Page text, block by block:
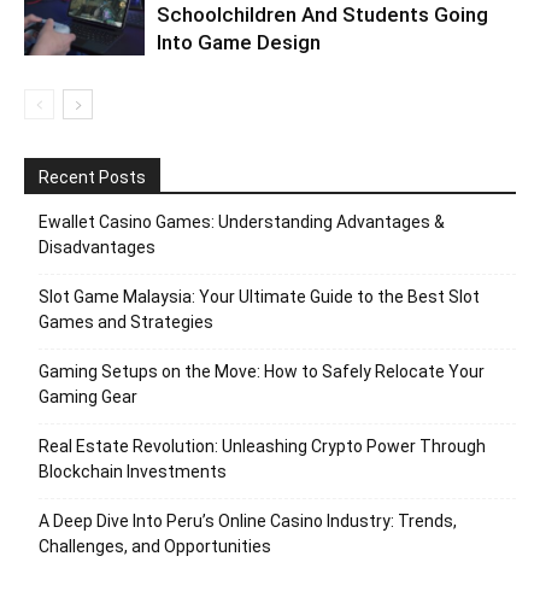
Schoolchildren And Students Going
Into Game Design
Recent Posts
Ewallet Casino Games: Understanding Advantages &
Disadvantages
Slot Game Malaysia: Your Ultimate Guide to the Best Slot
Games and Strategies
Gaming Setups on the Move: How to Safely Relocate Your
Gaming Gear
Real Estate Revolution: Unleashing Crypto Power Through
Blockchain Investments
A Deep Dive Into Peru’s Online Casino Industry: Trends,
Challenges, and Opportunities